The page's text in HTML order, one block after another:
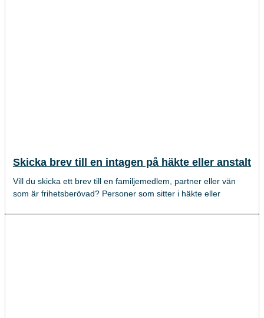
Skicka brev till en intagen på häkte eller anstalt
Vill du skicka ett brev till en familjemedlem, partner eller vän
som är frihetsberövad? Personer som sitter i häkte eller